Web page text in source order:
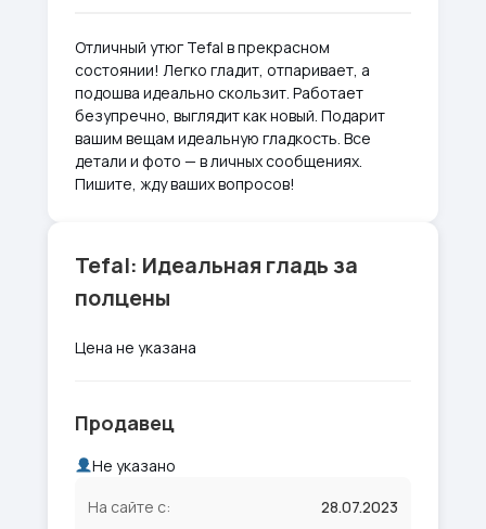
Отличный утюг Tefal в прекрасном
состоянии! Легко гладит, отпаривает, а
подошва идеально скользит. Работает
безупречно, выглядит как новый. Подарит
вашим вещам идеальную гладкость. Все
детали и фото — в личных сообщениях.
Пишите, жду ваших вопросов!
Tefal: Идеальная гладь за
полцены
Цена не указана
Продавец
Не указано
На сайте с:
28.07.2023